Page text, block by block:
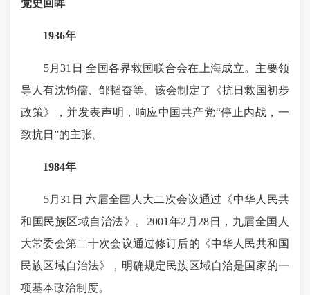
党史回眸
1936年
5月31日 全国各界救国联合会在上海成立。主要领
导人有沈钧儒、邹韬奋等。该会制定了《抗日救国初步
政策》，并发表声明，响应中国共产党“停止内战，一
致抗日”的主张。
1984年
5月31日 六届全国人大二次会议通过《中华人民共
和国民族区域自治法》。2001年2月28日，九届全国人
大常委会第二十次会议通过修订后的《中华人民共和国
民族区域自治法》，明确规定民族区域自治是国家的一
项基本政治制度。